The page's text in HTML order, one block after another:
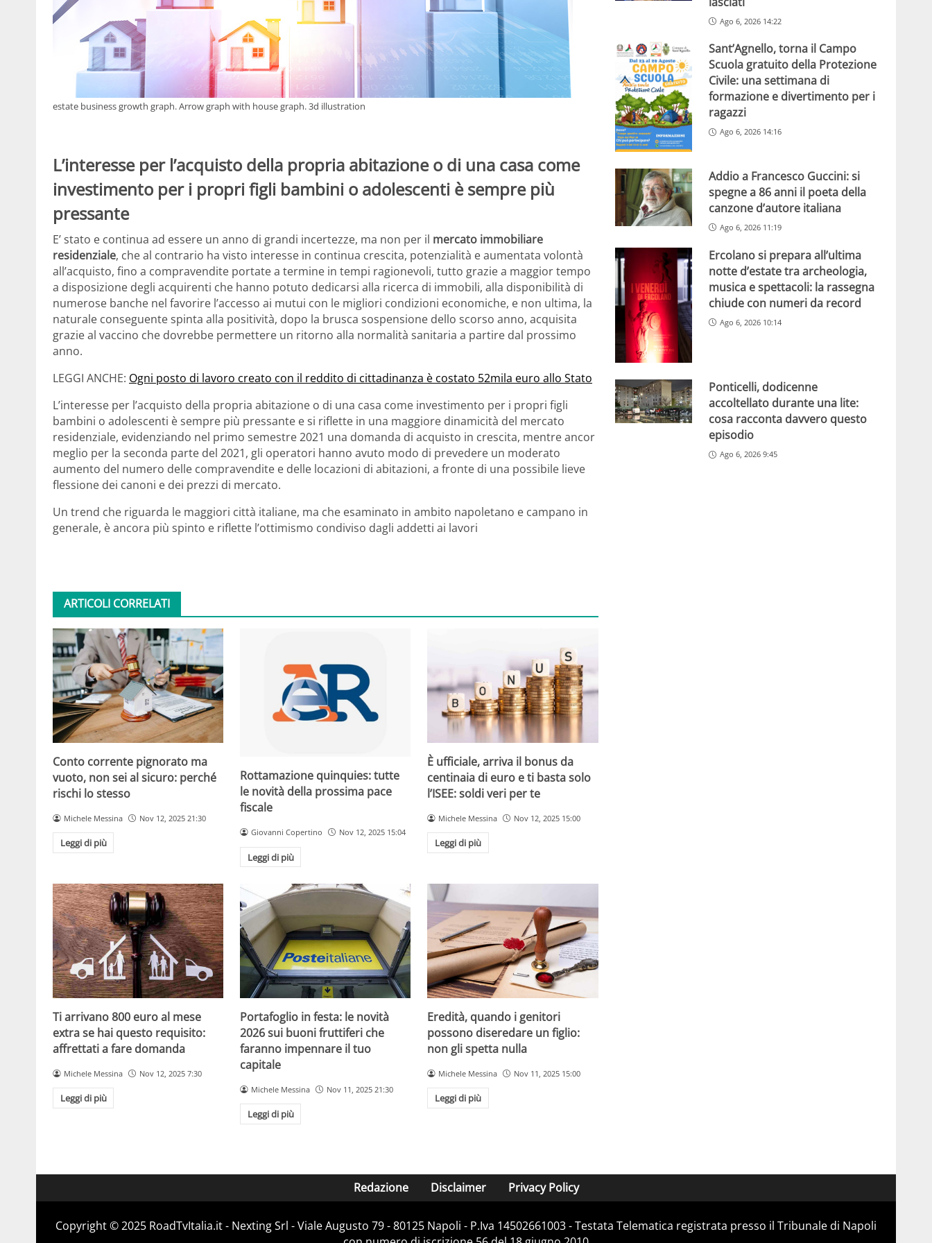
estate business growth graph. Arrow graph with house graph. 3d illustration
L’interesse per l’acquisto della propria abitazione o di una casa come
investimento per i propri figli bambini o adolescenti è sempre più
pressante
E’ stato e continua ad essere un anno di grandi incertezze, ma non per il mercato immobiliare
residenziale, che al contrario ha visto interesse in continua crescita, potenzialità e aumentata volontà
all’acquisto, fino a compravendite portate a termine in tempi ragionevoli, tutto grazie a maggior tempo
a disposizione degli acquirenti che hanno potuto dedicarsi alla ricerca di immobili, alla disponibilità di
numerose banche nel favorire l’accesso ai mutui con le migliori condizioni economiche, e non ultima, la
naturale conseguente spinta alla positività, dopo la brusca sospensione dello scorso anno, acquisita
grazie al vaccino che dovrebbe permettere un ritorno alla normalità sanitaria a partire dal prossimo
anno.
LEGGI ANCHE: Ogni posto di lavoro creato con il reddito di cittadinanza è costato 52mila euro allo Stato
L’interesse per l’acquisto della propria abitazione o di una casa come investimento per i propri figli
bambini o adolescenti è sempre più pressante e si riflette in una maggiore dinamicità del mercato
residenziale, evidenziando nel primo semestre 2021 una domanda di acquisto in crescita, mentre ancor
meglio per la seconda parte del 2021, gli operatori hanno avuto modo di prevedere un moderato
aumento del numero delle compravendite e delle locazioni di abitazioni, a fronte di una possibile lieve
flessione dei canoni e dei prezzi di mercato.
Un trend che riguarda le maggiori città italiane, ma che esaminato in ambito napoletano e campano in
generale, è ancora più spinto e riflette l’ottimismo condiviso dagli addetti ai lavori
ARTICOLI CORRELATI
Conto corrente pignorato ma
vuoto, non sei al sicuro: perché
rischi lo stesso
Michele Messina Nov 12, 2025 21:30
Leggi di più
Rottamazione quinquies: tutte
le novità della prossima pace
fiscale
Giovanni Copertino Nov 12, 2025 15:04
Leggi di più
È ufficiale, arriva il bonus da
centinaia di euro e ti basta solo
l’ISEE: soldi veri per te
Michele Messina Nov 12, 2025 15:00
Leggi di più
Ti arrivano 800 euro al mese
extra se hai questo requisito:
affrettati a fare domanda
Michele Messina Nov 12, 2025 7:30
Leggi di più
Portafoglio in festa: le novità
2026 sui buoni fruttiferi che
faranno impennare il tuo
capitale
Michele Messina Nov 11, 2025 21:30
Leggi di più
Eredità, quando i genitori
possono diseredare un figlio:
non gli spetta nulla
Michele Messina Nov 11, 2025 15:00
Leggi di più
Ago 6, 2026 14:22
Sant’Agnello, torna il Campo
Scuola gratuito della Protezione
Civile: una settimana di
formazione e divertimento per i
ragazzi
Ago 6, 2026 14:16
Addio a Francesco Guccini: si
spegne a 86 anni il poeta della
canzone d’autore italiana
Ago 6, 2026 11:19
Ercolano si prepara all’ultima
notte d’estate tra archeologia,
musica e spettacoli: la rassegna
chiude con numeri da record
Ago 6, 2026 10:14
Ponticelli, dodicenne
accoltellato durante una lite:
cosa racconta davvero questo
episodio
Ago 6, 2026 9:45
Redazione Disclaimer Privacy Policy
Copyright ©️ 2025 RoadTvItalia.it - Nexting Srl - Viale Augusto 79 - 80125 Napoli - P.Iva 14502661003 - Testata Telematica registrata presso il Tribunale di Napoli